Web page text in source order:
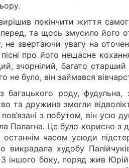
покінчити життя
та щось змусило його
не звертаючи увагу на
про його нещасне
зчорнілий, багато старший
не було, він займався
роду, фудульна,
дружина змогли
з побутом, він усю
Палагна. Це було корисно з
часом усюди
худобу
іншого боку, поряд жив